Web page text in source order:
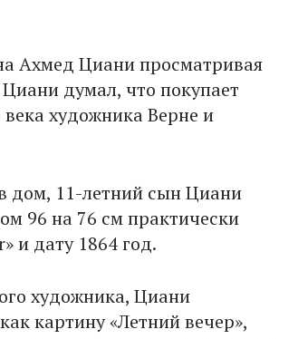
Ахмед Циани просматривая
думал, что покупает
художника Верне и
дом, 11-летний сын Циани
96 на 76 см практически
и дату 1864 год.
художника, Циани
картину «Летний вечер»,